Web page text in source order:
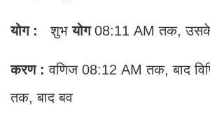
योग : शुभयोग08:11 AM तक, उसके
करण :वणिज 08:12 AM तक, बाद
तक, बाद बव